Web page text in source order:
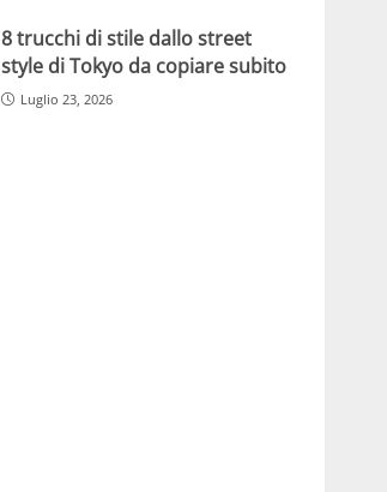
8 trucchi di stile dallo street
style di Tokyo da copiare subito
Luglio 23, 2026